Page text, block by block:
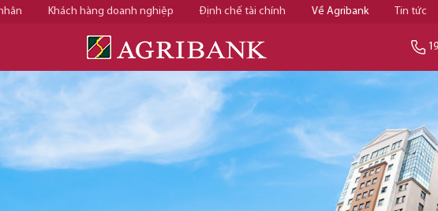
Khách hàng doanh nghiệp Định chế tài chính Về Agribank Tin tức